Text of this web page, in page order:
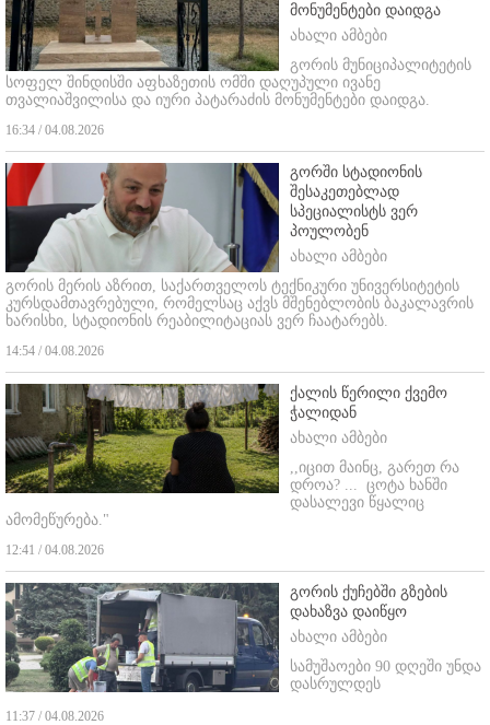
მონუმენტები დაიდგა
ახალი ამბები
გორის მუნიციპალიტეტის
სოფელ შინდისში აფხაზეთის ომში დაღუპული ივანე
თვალიაშვილისა და იური პატარაძის მონუმენტები დაიდგა.
16:34 / 04.08.2026
გორში სტადიონის
შესაკეთებლად
სპეციალისტს ვერ
პოულობენ
ახალი ამბები
გორის მერის აზრით, საქართველოს ტექნიკური უნივერსიტეტის
კურსდამთავრებული, რომელსაც აქვს მშენებლობის ბაკალავრის
ხარისხი, სტადიონის რეაბილიტაციას ვერ ჩაატარებს.
14:54 / 04.08.2026
ქალის წერილი ქვემო
ჭალიდან
ახალი ამბები
,,იცით მაინც, გარეთ რა
დროა? ... ცოტა ხანში
დასალევი წყალიც
ამომეწურება."
12:41 / 04.08.2026
გორის ქუჩებში გზების
დახაზვა დაიწყო
ახალი ამბები
სამუშაოები 90 დღეში უნდა
დასრულდეს
11:37 / 04.08.2026